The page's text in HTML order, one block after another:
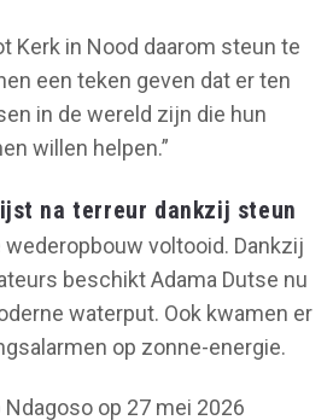
Kerk in Nood daarom steun te
een teken geven dat er ten
in de wereld zijn die hun
willen helpen.”
na terreur dankzij steun
wederopbouw voltooid. Dankzij
beschikt Adama Dutse nu
waterput. Ook kwamen er
op zonne-energie.
op 27 mei 2026